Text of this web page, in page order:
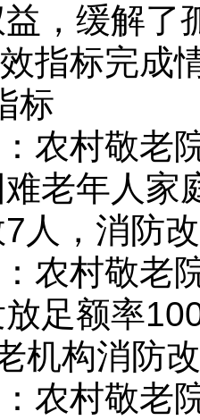
益，缓解了
效指标完成
标
农村敬老
老年人家
人，消防
农村敬老
放足额率
机构消防
农村敬老